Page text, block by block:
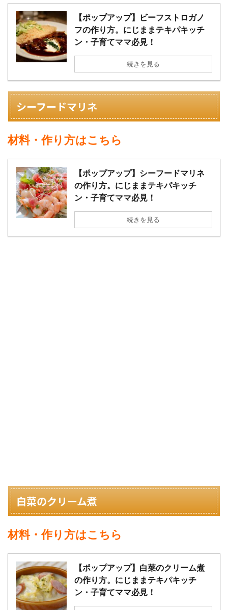
【ポップアップ】ビーフストロガノ
フの作り方。にじままテキパキッチ
ン・子育てママ必見！
続きを見る
シーフードマリネ
材料・作り方はこちら
【ポップアップ】シーフードマリネ
の作り方。にじままテキパキッチ
ン・子育てママ必見！
続きを見る
白菜のクリーム煮
材料・作り方はこちら
【ポップアップ】白菜のクリーム煮
の作り方。にじままテキパキッチ
ン・子育てママ必見！